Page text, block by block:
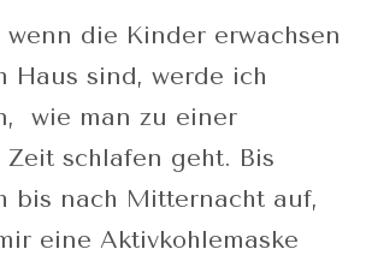
wenn die Kinder erwachsen
Haus sind, werde ich
wie man zu einer
schlafen geht. Bis
bis nach Mitternacht auf,
eine Aktivkohlemaske